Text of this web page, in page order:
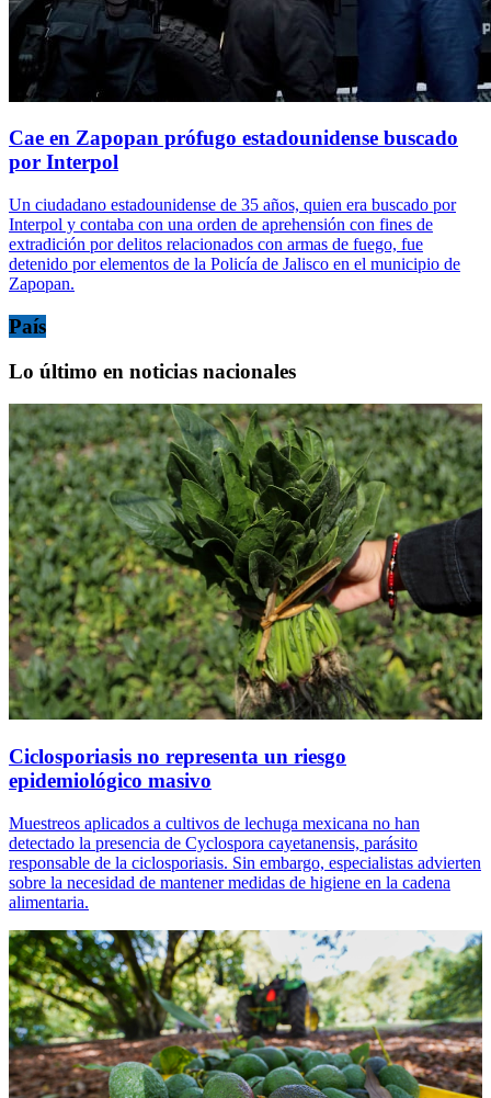
Cae en Zapopan prófugo estadounidense buscado
por Interpol
Un ciudadano estadounidense de 35 años, quien era buscado por
Interpol y contaba con una orden de aprehensión con fines de
extradición por delitos relacionados con armas de fuego, fue
detenido por elementos de la Policía de Jalisco en el municipio de
Zapopan.
País
Lo último en noticias nacionales
Ciclosporiasis no representa un riesgo
epidemiológico masivo
Muestreos aplicados a cultivos de lechuga mexicana no han
detectado la presencia de Cyclospora cayetanensis, parásito
responsable de la ciclosporiasis. Sin embargo, especialistas advierten
sobre la necesidad de mantener medidas de higiene en la cadena
alimentaria.